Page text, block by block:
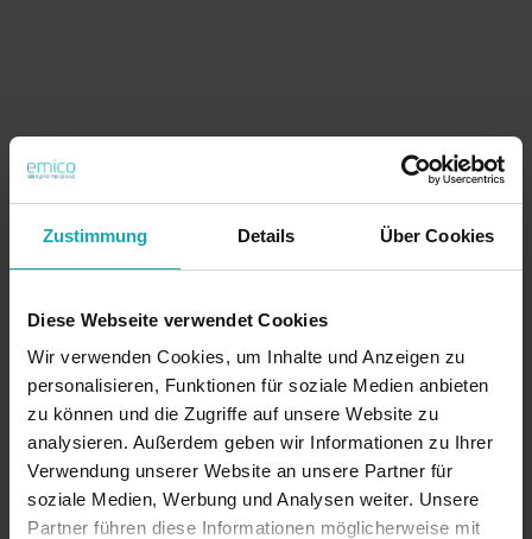
Zustimmung Details Über Cookies
Diese Webseite verwendet Cookies
Wir verwenden Cookies, um Inhalte und Anzeigen zu
personalisieren, Funktionen für soziale Medien anbieten
zu können und die Zugriffe auf unsere Website zu
analysieren. Außerdem geben wir Informationen zu Ihrer
Verwendung unserer Website an unsere Partner für
soziale Medien, Werbung und Analysen weiter. Unsere
Partner führen diese Informationen möglicherweise mit